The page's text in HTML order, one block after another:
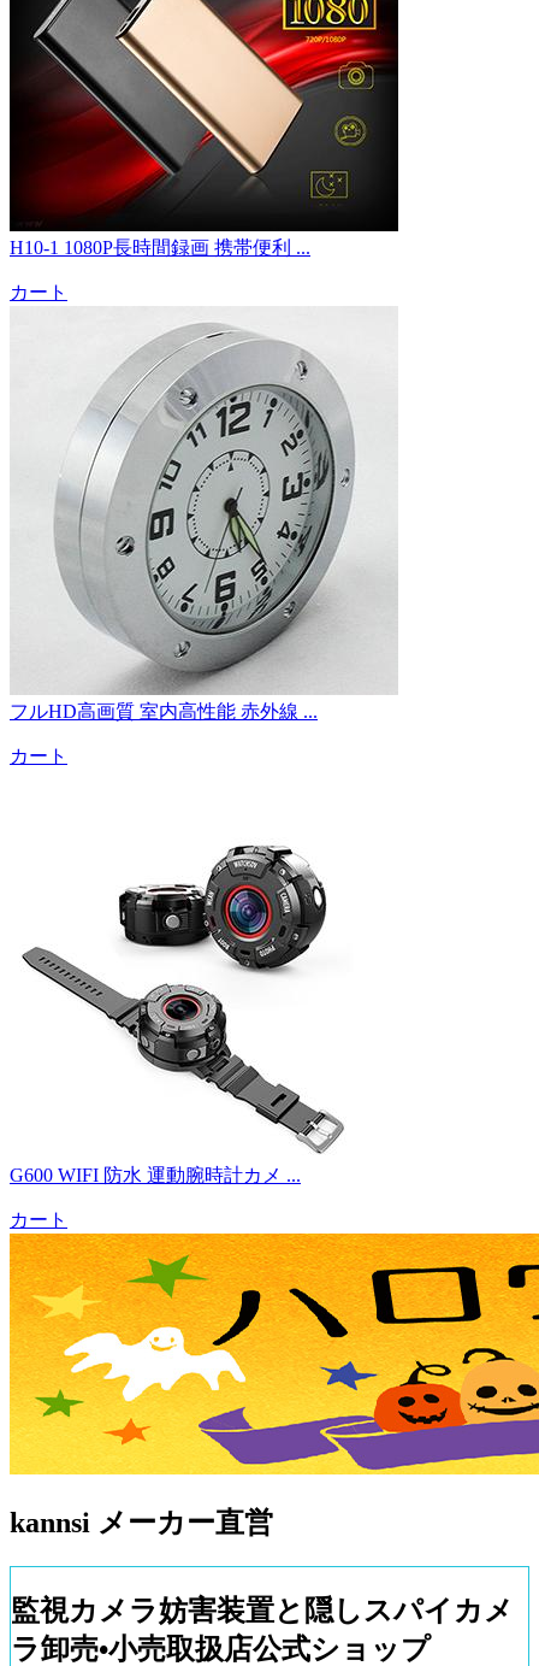
H10-1 1080P長時間録画 携帯便利 ...
カート
フルHD高画質 室内高性能 赤外線 ...
カート
G600 WIFI 防水 運動腕時計カメ ...
カート
kannsi メーカー直営
監視カメラ妨害装置と隠しスパイカメ
ラ卸売•小売取扱店公式ショップ